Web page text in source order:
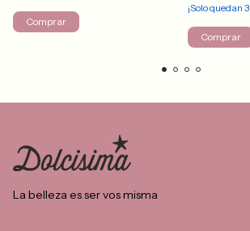
Comprar
¡Solo quedan 3
Comprar
La belleza es ser vos misma